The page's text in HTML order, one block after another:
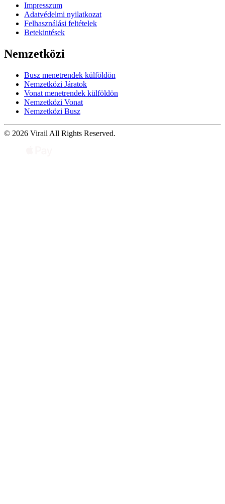
Impresszum
Adatvédelmi nyilatkozat
Felhasználási feltételek
Betekintések
Nemzetközi
Busz menetrendek külföldön
Nemzetközi Járatok
Vonat menetrendek külföldön
Nemzetközi Vonat
Nemzetközi Busz
© 2026 Virail All Rights Reserved.